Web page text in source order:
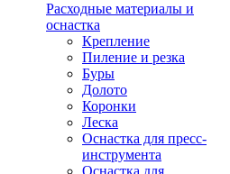
Расходные материалы и
оснастка
Крепление
Пиление и резка
Буры
Долото
Коронки
Леска
Оснастка для пресс-
инструмента
Оснастка для